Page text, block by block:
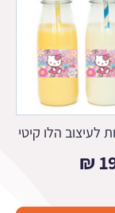
לעיצוב הלו קיטי
₪